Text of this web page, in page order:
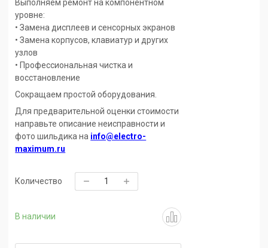
В наличии
Выполняем ремонт на компонентном
уровне:
• Замена дисплеев и сенсорных экранов
• Замена корпусов, клавиатур и других
узлов
• Профессиональная чистка и
восстановление
Сокращаем простой оборудования.
Для предварительной оценки стоимости
направьте описание неисправности и
фото шильдика на info@electro-
maximum.ru
Количество